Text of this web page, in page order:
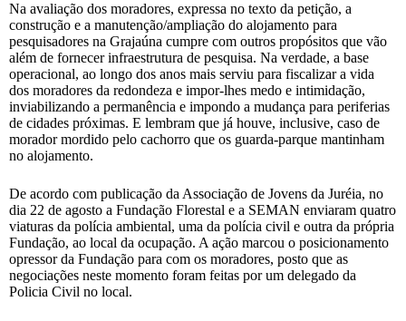
Na avaliação dos moradores, expressa no texto da petição, a
construção e a manutenção/ampliação do alojamento para
pesquisadores na Grajaúna cumpre com outros propósitos que vão
além de fornecer infraestrutura de pesquisa. Na verdade, a base
operacional, ao longo dos anos mais serviu para fiscalizar a vida
dos moradores da redondeza e impor-lhes medo e intimidação,
inviabilizando a permanência e impondo a mudança para periferias
de cidades próximas. E lembram que já houve, inclusive, caso de
morador mordido pelo cachorro que os guarda-parque mantinham
no alojamento.
De acordo com publicação da Associação de Jovens da Juréia, no
dia 22 de agosto a Fundação Florestal e a SEMAN enviaram quatro
viaturas da polícia ambiental, uma da polícia civil e outra da própria
Fundação, ao local da ocupação. A ação marcou o posicionamento
opressor da Fundação para com os moradores, posto que as
negociações neste momento foram feitas por um delegado da
Policia Civil no local.